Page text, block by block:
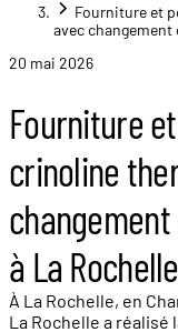
Fourniture et
avec changement
20 mai 2026
Fourniture
crinoline
à La Rochelle
À La Rochelle, en
La Rochelle a réalisé